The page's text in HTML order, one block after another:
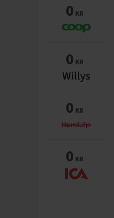
0 KR
0 KR
0 KR
0 KR